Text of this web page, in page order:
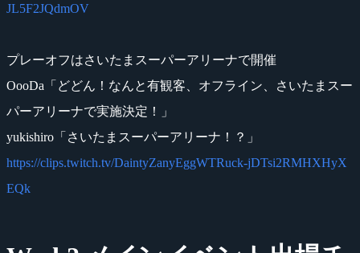
JL5F2JQdmOV
プレーオフはさいたまスーパーアリーナで開催
OooDa「どどん！なんと有観客、オフライン、さいたまスー
パーアリーナで実施決定！」
yukishiro「さいたまスーパーアリーナ！？」
https://clips.twitch.tv/DaintyZanyEggWTRuck-jDTsi2RMHXHyX
EQk